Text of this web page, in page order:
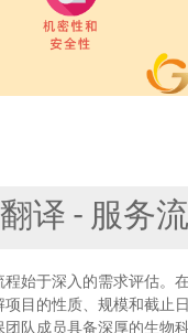
译 - 服务
始于深入的需求评估。
目的性质、规模和截止
队成员具备深厚的生物